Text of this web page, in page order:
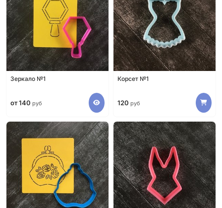
Зеркало №1
от 140 руб
Корсет №1
120 руб